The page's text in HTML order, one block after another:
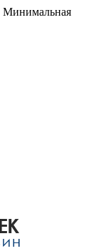
Минимальная